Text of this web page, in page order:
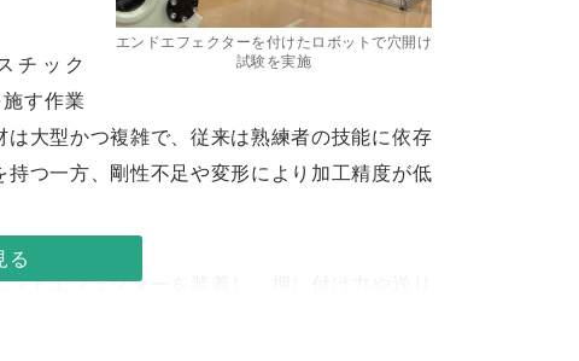
エンドエフェクターを付けたロボットで穴開け
試験を実施
チック
す作業
大型かつ複雑で、従来は熟練者の技能に依存
つ一方、剛性不足や変形により加工精度が低
ドエフェクターを装着し、押し付け力や送り